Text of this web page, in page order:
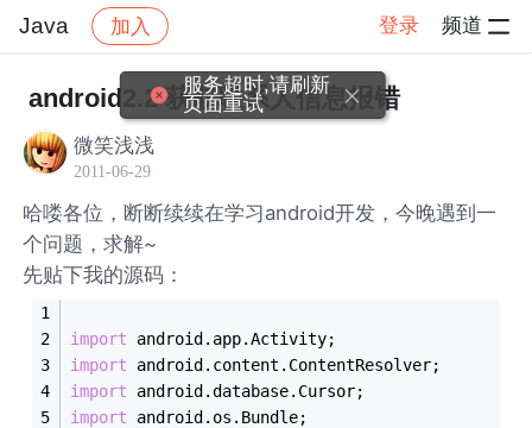
Java 加入 登录 频道
Java 帖子详情
android2.2 获取联系人信息报错
微笑浅浅
2011-06-29
哈喽各位，断断续续在学习android开发，今晚遇到一
个问题，求解~
先贴下我的源码：
import android.app.Activity;
import android.content.ContentResolver;
import android.database.Cursor;
import android.os.Bundle;
服务超时,请刷新
页面重试